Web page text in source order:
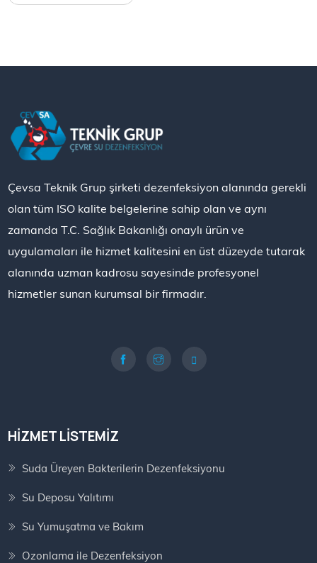
Çevsa Teknik Grup şirketi dezenfeksiyon alanında gerekli
olan tüm ISO kalite belgelerine sahip olan ve aynı
zamanda T.C. Sağlık Bakanlığı onaylı ürün ve
uygulamaları ile hizmet kalitesini en üst düzeyde tutarak
alanında uzman kadrosu sayesinde profesyonel
hizmetler sunan kurumsal bir firmadır.
HIZMET LISTEMIZ
Suda Üreyen Bakterilerin Dezenfeksiyonu
Su Deposu Yalıtımı
Su Yumuşatma ve Bakım
Ozonlama ile Dezenfeksiyon